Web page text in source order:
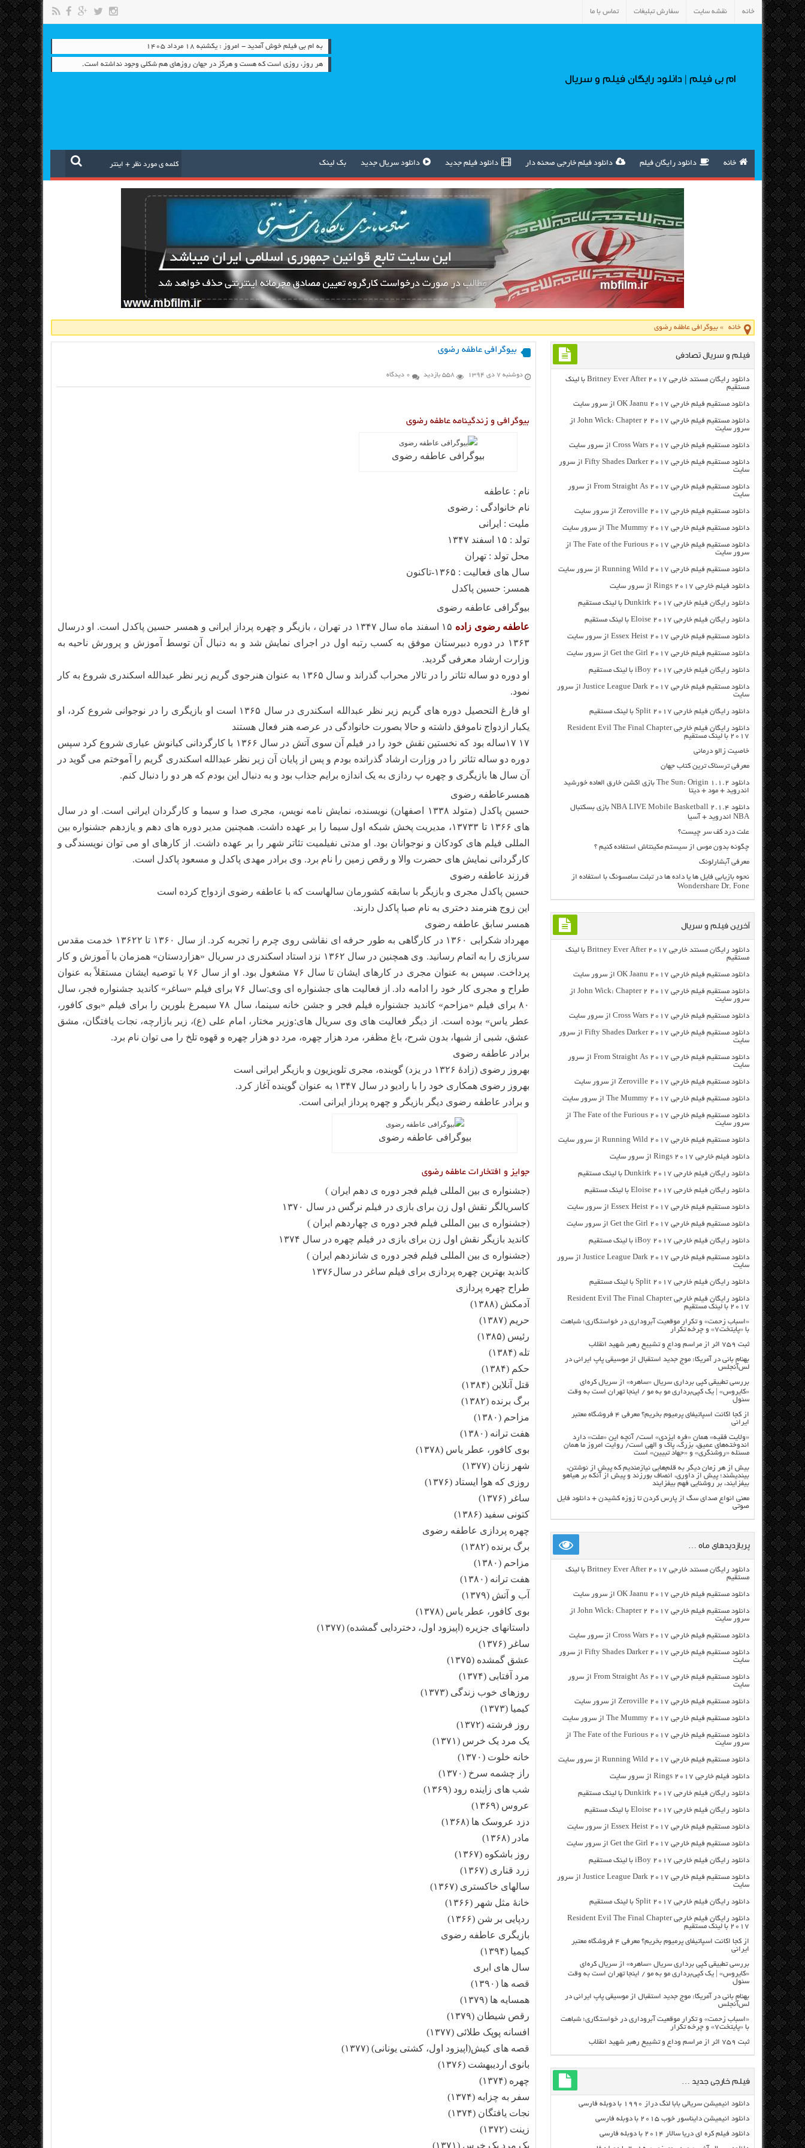
خانه نقشه سایت سفارش تبلیغات تماس با ما
ام بی فیلم | دانلود رایگان فیلم و سریال
به ام بی فیلم خوش آمدید - امروز : یکشنبه ۱۸ مرداد ۱۴۰۵
هر روز، روزي است كه هست و هرگز در جهان روزهاي هم شكلي وجود نداشته است.
خانه دانلود رایگان فیلم دانلود فیلم خارجی صحنه دار دانلود فیلم جدید دانلود سریال جدید بک لینک
خانه »بیوگرافی عاطفه رضوی
بیوگرافی عاطفه رضوی
دوشنبه ۷ دی ۱۳۹۴ 558 بازدید 0 دیدگاه
بیوگرافی و زندگینامه عاطفه رضوی
بیوگرافی عاطفه رضوی
نام : عاطفه
نام خانوادگی : رضوی
ملیت : ایرانی
تولد : ۱۵ اسفند ۱۳۴۷
محل تولد : تهران
سال های فعالیت : ۱۳۶۵-تاکنون
همسر: حسین پاکدل
بیوگرافی عاطفه رضوی
عاطفه رضوی زاده
۱۵ اسفند ماه سال ۱۳۴۷ در تهران ، بازیگر و چهره پرداز ایرانی و همسر حسین پاکدل است. او درسال
۱۳۶۳ در دوره دبیرستان موفق به کسب رتبه اول در اجرای نمایش شد و به دنبال آن توسط آموزش و پرورش ناحیه به
وزارت ارشاد معرفی گردید.
او دوره دو ساله تئاتر را در تالار محراب گذراند و سال ۱۳۶۵ به عنوان هنرجوی گریم زیر نظر عبدالله اسکندری شروع به کار
نمود.
او فارغ التحصیل دوره های گریم زیر نظر عبدالله اسکندری در سال ۱۳۶۵ است او بازیگری را در نوجوانی شروع کرد، او
یکبار ازدواج ناموفق داشته و حالا بصورت خانوادگی در عرصه هنر فعال هستند
۱۷ ۱۷ساله بود که نخستین نقش خود را در فیلم آن سوی آتش در سال ۱۳۶۶ با کارگردانی کیانوش عیاری شروع کرد سپس
دوره دو ساله تئاتر را در وزارت ارشاد گذرانده بودم و پس از پایان آن زیر نظر عبدالله اسکندری گریم را آموختم می گوید در
آن سال ها بازیگری و چهره پ ردازی به یک اندازه برایم جذاب بود و به دنبال این بودم که هر دو را دنبال کنم.
همسرعاطفه رضوی
حسین پاکدل (متولد ۱۳۳۸ اصفهان) نویسنده، نمایش نامه نویس، مجری صدا و سیما و کارگردان ایرانی است. او در سال
های ۱۳۶۶ تا ۱۳۷۳۳، مدیریت پخش شبکه اول سیما را بر عهده داشت. همچنین مدیر دوره های دهم و یازدهم جشنواره بین
المللی فیلم های کودکان و نوجوانان بود. او مدتی نفیلمیت تئاتر شهر را بر عهده داشت. از کارهای او می توان نویسندگی و
کارگردانی نمایش های حضرت والا و رقص زمین را نام برد. وی برادر مهدی پاکدل و مسعود پاکدل است.
فرزند عاطفه رضوی
حسین پاکدل مجری و بازیگر با سابقه کشورمان سالهاست که با عاطفه رضوی ازدواج کرده است
این زوج هنرمند دختری به نام صبا پاکدل دارند.
همسر سابق عاطفه رضوی
مهرداد شکرابی ۱۳۶۰ در کارگاهی به طور حرفه ای نقاشی روی چرم را تجربه کرد. از سال ۱۳۶۰ تا ۱۳۶۲۲ خدمت مقدس
سربازی را به اتمام رسانید. وی همچنین در سال ۱۳۶۲ نزد استاد اسکندری در سریال «هزاردستان» همزمان با آموزش و کار
پرداخت. سپس به عنوان مجری در کارهای ایشان تا سال ۷۶ مشغول بود. او از سال ۷۶ با توصیه ایشان مستقلاً به عنوان
طراح و مجری کار خود را ادامه داد. از فعالیت های جشنواره ای وی:سال ۷۶ برای فیلم «ساغر» کاندید جشنواره فجر، سال
۸۰ برای فیلم «مزاحم» کاندید جشنواره فیلم فجر و جشن خانه سینما، سال ۷۸ سیمرغ بلورین را برای فیلم «بوی کافور،
عطر یاس» بوده است. از دیگر فعالیت های وی سریال های:وزیر مختار، امام علی (ع)، زیر بازارچه، نجات یافتگان، مشق
عشق، شبی از شبها، بدون شرح، باغ مظفر، مرد هزار چهره، مرد دو هزار چهره و قهوه تلخ را می توان نام برد.
برادر عاطفه رضوی
بهروز رضوی (زادهٔ ۱۳۲۶ در یزد) گوینده، مجری تلویزیون و بازیگر ایرانی است
بهروز رضوی همکاری خود را با رادیو در سال ۱۳۴۷ به عنوان گوینده آغاز کرد.
و برادر عاطفه رضوی دیگر بازیگر و چهره پرداز ایرانی است.
بیوگرافی عاطفه رضوی
جوایز و افتخارات عاطفه رضوی
(جشنواره ی بین المللی فیلم فجر دوره ی دهم ایران )
کاسریالگر نقش اول زن برای بازی در فیلم نرگس در سال ۱۳۷۰
(جشنواره ی بین المللی فیلم فجر دوره ی چهاردهم ایران )
کاندید بازیگر نقش اول زن برای بازی در فیلم چهره در سال ۱۳۷۴
(جشنواره ی بین المللی فیلم فجر دوره ی شانزدهم ایران )
کاندید بهترین چهره پردازی برای فیلم ساغر در سال۱۳۷۶
طراح چهره پردازی
آدمکش (۱۳۸۸)
حریم (۱۳۸۷)
رئیس (۱۳۸۵)
تله (۱۳۸۴)
حکم (۱۳۸۴)
قتل آنلاین (۱۳۸۴)
برگ برنده (۱۳۸۲)
مزاحم (۱۳۸۰)
هفت ترانه (۱۳۸۰)
بوی کافور، عطر یاس (۱۳۷۸)
شهر زنان (۱۳۷۷)
روزی که هوا ایستاد (۱۳۷۶)
ساغر (۱۳۷۶)
کتونی سفید (۱۳۸۶)
چهره پردازی عاطفه رضوی
برگ برنده (۱۳۸۲)
مزاحم (۱۳۸۰)
هفت ترانه (۱۳۸۰)
آب و آتش (۱۳۷۹)
بوی کافور، عطر یاس (۱۳۷۸)
داستانهای جزیره (اپیزود اول، دختردایی گمشده) (۱۳۷۷)
ساغر (۱۳۷۶)
عشق گمشده (۱۳۷۵)
مرد آفتابی (۱۳۷۴)
روزهای خوب زندگی (۱۳۷۳)
کیمیا (۱۳۷۳)
روز فرشته (۱۳۷۲)
یک مرد یک خرس (۱۳۷۱)
خانه خلوت (۱۳۷۰)
راز چشمه سرخ (۱۳۷۰)
شب های زاینده رود (۱۳۶۹)
عروس (۱۳۶۹)
دزد عروسک ها (۱۳۶۸)
مادر (۱۳۶۸)
روز باشکوه (۱۳۶۷)
زرد قناری (۱۳۶۷)
سالهای خاکستری (۱۳۶۷)
خانهٔ مثل شهر (۱۳۶۶)
ردپایی بر شن (۱۳۶۶)
بازیگری عاطفه رضوی
کیمیا (۱۳۹۴)
سال های ابری
قصه ها (۱۳۹۰)
همسایه ها (۱۳۷۹)
رقص شیطان (۱۳۷۹)
افسانه پوپک طلائی (۱۳۷۷)
قصه های کیش(اپیزود اول، کشتی یونانی) (۱۳۷۷)
بانوی اردیبهشت (۱۳۷۶)
چهره (۱۳۷۴)
سفر به چزابه (۱۳۷۴)
نجات یافتگان (۱۳۷۴)
زینت (۱۳۷۲)
یک مرد یک خرس (۱۳۷۱)
فیلم و سریال تصادفی
دانلود رایگان مسنتد خارجی Britney Ever After 2017 با لینک
مستقیم
دانلود مستقیم فیلم خارجی OK Jaanu 2017 از سرور سایت
دانلود مستقیم فیلم خارجی John Wick: Chapter 2 2017 از
سرور سایت
دانلود مستقیم فیلم خارجی Cross Wars 2017 از سرور سایت
دانلود مستقیم فیلم خارجی Fifty Shades Darker 2017 از سرور
سایت
دانلود مستقیم فیلم خارجی From Straight As 2017 از سرور
سایت
دانلود مستقیم فیلم خارجی Zeroville 2017 از سرور سایت
دانلود مستقیم فیلم خارجی The Mummy 2017 از سرور سایت
دانلود مستقیم فیلم خارجی The Fate of the Furious 2017 از
سرور سایت
دانلود مستقیم فیلم خارجی Running Wild 2017 از سرور سایت
دانلود فیلم خارجی Rings 2017 از سرور سایت
دانلود رایگان فیلم خارجی Dunkirk 2017 با لینک مستقیم
دانلود رایگان فیلم خارجی Eloise 2017 با لینک مستقیم
دانلود مستقیم فیلم خارجی Essex Heist 2017 از سرور سایت
دانلود مستقیم فیلم خارجی Get the Girl 2017 از سرور سایت
دانلود رایگان فیلم خارجی iBoy 2017 با لینک مستقیم
دانلود مستقیم فیلم خارجی Justice League Dark 2017 از سرور
سایت
دانلود رایگان فیلم خارجی Split 2017 با لینک مستقیم
دانلود رایگان فیلم خارجی Resident Evil The Final Chapter
2017 با لینک مستقیم
خاصیت زالو درمانی
معرفی ترسناک ترین کتاب جهان
دانلود The Sun: Origin 1.1.2 بازی اکشن خارق العاده خورشید
اندروید + مود + دیتا
دانلود NBA LIVE Mobile Basketball 2.1.4 بازی بسکتبال
NBA اندروید + آسیا
علت درد کف سر چیست؟
چگونه بدون موس از سیستم مکینتاش استفاده کنیم ؟
معرفی آبشارلونک
نحوه بازیابی فایل ها یا داده ها در تبلت سامسونگ با استفاده از
Wondershare Dr. Fone
آخرین فیلم و سریال
دانلود رایگان مسنتد خارجی Britney Ever After 2017 با لینک
مستقیم
دانلود مستقیم فیلم خارجی OK Jaanu 2017 از سرور سایت
دانلود مستقیم فیلم خارجی John Wick: Chapter 2 2017 از
سرور سایت
دانلود مستقیم فیلم خارجی Cross Wars 2017 از سرور سایت
دانلود مستقیم فیلم خارجی Fifty Shades Darker 2017 از سرور
سایت
دانلود مستقیم فیلم خارجی From Straight As 2017 از سرور
سایت
دانلود مستقیم فیلم خارجی Zeroville 2017 از سرور سایت
دانلود مستقیم فیلم خارجی The Mummy 2017 از سرور سایت
دانلود مستقیم فیلم خارجی The Fate of the Furious 2017 از
سرور سایت
دانلود مستقیم فیلم خارجی Running Wild 2017 از سرور سایت
دانلود فیلم خارجی Rings 2017 از سرور سایت
دانلود رایگان فیلم خارجی Dunkirk 2017 با لینک مستقیم
دانلود رایگان فیلم خارجی Eloise 2017 با لینک مستقیم
دانلود مستقیم فیلم خارجی Essex Heist 2017 از سرور سایت
دانلود مستقیم فیلم خارجی Get the Girl 2017 از سرور سایت
دانلود رایگان فیلم خارجی iBoy 2017 با لینک مستقیم
دانلود مستقیم فیلم خارجی Justice League Dark 2017 از سرور
سایت
دانلود رایگان فیلم خارجی Split 2017 با لینک مستقیم
دانلود رایگان فیلم خارجی Resident Evil The Final Chapter
2017 با لینک مستقیم
«اسباب زحمت» و تکرار موقعیت آبروداری در خواستگاری؛ شباهت
با «پایتخت۷» و چرخه تکرار
ثبت ۷۵۹ اثر از مراسم وداع و تشییع رهبر شهید انقلاب
بهنام بانی در آمریکا: موج جدید استقبال از موسیقی پاپ ایرانی در
لس‌آنجلس
بررسی تطبیقی کپی برداری سریال «ساهره» از سریال کره‌ای
«کایروس» | یک کپی‌برداری مو به مو / اینجا تهران است به وقت
سئول
از کجا اکانت اسپاتیفای پرمیوم بخریم؟ معرفی ۴ فروشگاه معتبر
ایرانی
«ولایت فقیه» همان «فره ایزدی» است/ آنچه این «ملت» دارد
اندوخته‌های عمیق، بزرگ، پاک و الهی است/ روایت امروز ما همان
مسئله «روشنگری» و «جهاد تبیین» است
بیش از هر زمان دیگر به قلم‌هایی نیازمندیم که پیش از نوشتن،
بیندیشند؛ پیش از داوری، انصاف بورزند و پیش از آنکه بر هیاهو
بیفزایند، بر روشنایی فهم بیفزایند
معنی انواع صدای سگ از پارس کردن تا زوزه کشیدن + دانلود فایل
صوتی
پربازدیدهای ماه …
دانلود رایگان مسنتد خارجی Britney Ever After 2017 با لینک
مستقیم
دانلود مستقیم فیلم خارجی OK Jaanu 2017 از سرور سایت
دانلود مستقیم فیلم خارجی John Wick: Chapter 2 2017 از
سرور سایت
دانلود مستقیم فیلم خارجی Cross Wars 2017 از سرور سایت
دانلود مستقیم فیلم خارجی Fifty Shades Darker 2017 از سرور
سایت
دانلود مستقیم فیلم خارجی From Straight As 2017 از سرور
سایت
دانلود مستقیم فیلم خارجی Zeroville 2017 از سرور سایت
دانلود مستقیم فیلم خارجی The Mummy 2017 از سرور سایت
دانلود مستقیم فیلم خارجی The Fate of the Furious 2017 از
سرور سایت
دانلود مستقیم فیلم خارجی Running Wild 2017 از سرور سایت
دانلود فیلم خارجی Rings 2017 از سرور سایت
دانلود رایگان فیلم خارجی Dunkirk 2017 با لینک مستقیم
دانلود رایگان فیلم خارجی Eloise 2017 با لینک مستقیم
دانلود مستقیم فیلم خارجی Essex Heist 2017 از سرور سایت
دانلود مستقیم فیلم خارجی Get the Girl 2017 از سرور سایت
دانلود رایگان فیلم خارجی iBoy 2017 با لینک مستقیم
دانلود مستقیم فیلم خارجی Justice League Dark 2017 از سرور
سایت
دانلود رایگان فیلم خارجی Split 2017 با لینک مستقیم
دانلود رایگان فیلم خارجی Resident Evil The Final Chapter
2017 با لینک مستقیم
از کجا اکانت اسپاتیفای پرمیوم بخریم؟ معرفی ۴ فروشگاه معتبر
ایرانی
بررسی تطبیقی کپی برداری سریال «ساهره» از سریال کره‌ای
«کایروس» | یک کپی‌برداری مو به مو / اینجا تهران است به وقت
سئول
بهنام بانی در آمریکا: موج جدید استقبال از موسیقی پاپ ایرانی در
لس‌آنجلس
«اسباب زحمت» و تکرار موقعیت آبروداری در خواستگاری؛ شباهت
با «پایتخت۷» و چرخه تکرار
ثبت ۷۵۹ اثر از مراسم وداع و تشییع رهبر شهید انقلاب
فیلم خارجی جدید …
دانلود انیمیشن سریالی بابا لنگ دراز ۱۹۹۰ با دوبله فارسی
دانلود انیمیشن دایناسور خوب ۲۰۱۵ با دوبله فارسی
دانلود فیلم کره ای دریا سالار ۲۰۱۴ با دوبله فارسی